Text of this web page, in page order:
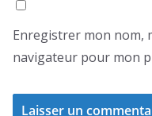
Enregistrer mon nom,
navigateur pour mon